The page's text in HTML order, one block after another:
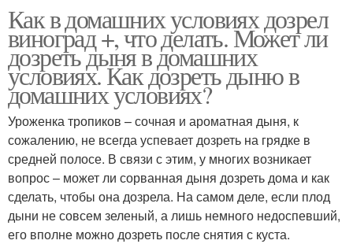
Как в домашних условиях дозрел
виноград +, что делать. Может ли
дозреть дыня в домашних
условиях. Как дозреть дыню в
домашних условиях?
Уроженка тропиков – сочная и ароматная дыня, к
сожалению, не всегда успевает дозреть на грядке в
средней полосе. В связи с этим, у многих возникает
вопрос – может ли сорванная дыня дозреть дома и как
сделать, чтобы она дозрела. На самом деле, если плод
дыни не совсем зеленый, а лишь немного недоспевший,
его вполне можно дозреть после снятия с куста.